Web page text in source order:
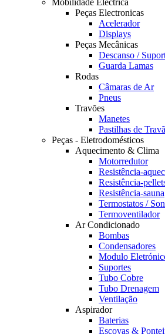
Mobilidade Eléctrica
Peças Electronicas
Acelerador
Displays
Peças Mecânicas
Descanso /
Guarda Lamas
Rodas
Câmaras de Ar
Pneus
Travões
Manetes
Pastilhas de
Peças - Eletrodomésticos
Aquecimento & Clima
Motorredutor
Resistência-
Resistência-
Resistência-sauna
Termostatos /
Termoventilador
Ar Condicionado
Bombas
Condensadores
Modulo
Suportes
Tubo Cobre
Tubo Drenagem
Ventilação
Aspirador
Baterias
Escovas &